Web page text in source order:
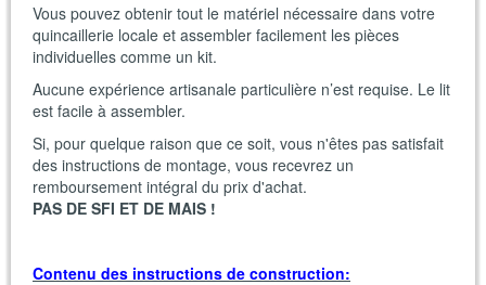
Vous pouvez obtenir tout le matériel nécessaire dans votre
quincaillerie locale et assembler facilement les pièces
individuelles comme un kit.
Aucune expérience artisanale particulière n’est requise. Le lit
est facile à assembler.
Si, pour quelque raison que ce soit, vous n'êtes pas satisfait
des instructions de montage, vous recevrez un
remboursement intégral du prix d'achat.
PAS DE SFI ET DE MAIS !
Contenu des instructions de construction: